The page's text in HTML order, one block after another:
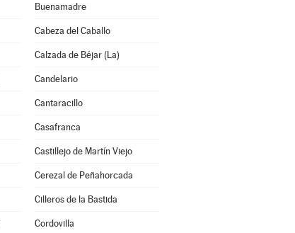
Buenamadre
Cabeza del Caballo
Calzada de Béjar (La)
Candelario
Cantaracillo
Casafranca
Castillejo de Martín Viejo
Cerezal de Peñahorcada
Cilleros de la Bastida
Cordovilla